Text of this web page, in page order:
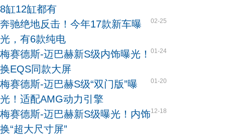
8缸12缸都有
02-25
奔驰绝地反击！今年17款新车曝
光，有6款纯电
01-24
梅赛德斯-迈巴赫新S级内饰曝光！
换EQS同款大屏
01-20
梅赛德斯-迈巴赫S级“双门版”曝
光！适配AMG动力引擎
12-18
梅赛德斯-迈巴赫新S级曝光！内饰
换“超大尺寸屏”